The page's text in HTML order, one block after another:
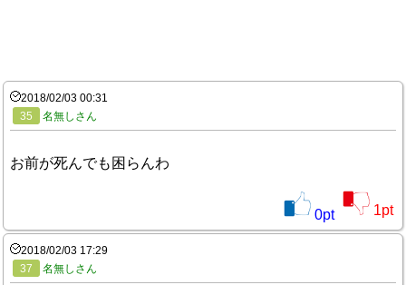
2018/02/03 00:31
35
名無しさん
お前が死んでも困らんわ
0pt 1pt
2018/02/03 17:29
37
名無しさん